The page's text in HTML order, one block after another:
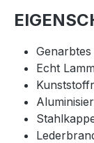
Echt